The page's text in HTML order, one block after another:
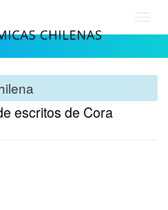
escritos de Cora